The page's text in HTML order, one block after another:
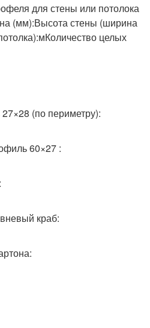
для стены или потолока
(мм):Высота стены (ширина
целых
(по периметру):
60×27 :
краб: